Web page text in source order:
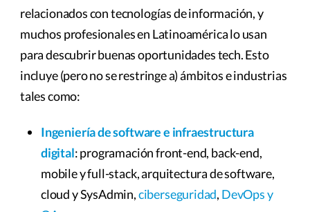
relacionados con tecnologías de información, y
muchos profesionales en Latinoamérica lo usan
para descubrir buenas oportunidades tech. Esto
incluye (pero no se restringe a) ámbitos e industrias
tales como:
Ingeniería de software e infraestructura
digital: programación front-end, back-end,
mobile y full-stack, arquitectura de software,
cloud y SysAdmin,ciberseguridad, DevOps y